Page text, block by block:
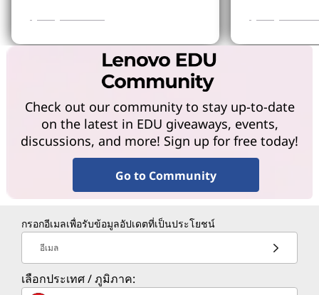
Check out our community to stay up-to-date
on the latest in EDU giveaways, events,
discussions, and more! Sign up for free today!
Go to Community
กรอกอีเมลเพื่อรับข้อมูลอัปเดตที่เป็นประโยชน์
อีเมล
เลือกประเทศ / ภูมิภาค: